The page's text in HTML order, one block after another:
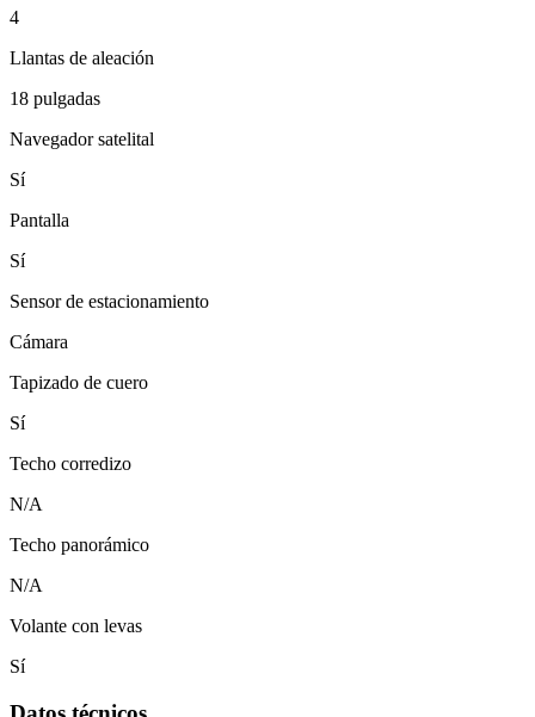
4
Llantas de aleación
18 pulgadas
Navegador satelital
Sí
Pantalla
Sí
Sensor de estacionamiento
Cámara
Tapizado de cuero
Sí
Techo corredizo
N/A
Techo panorámico
N/A
Volante con levas
Sí